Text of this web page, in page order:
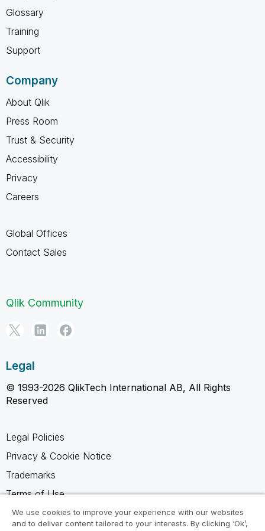
Glossary
Training
Support
Company
About Qlik
Press Room
Trust & Security
Accessibility
Privacy
Careers
Global Offices
Contact Sales
Qlik Community
Legal
© 1993-2026 QlikTech International AB, All Rights
Reserved
Legal Policies
Privacy & Cookie Notice
Trademarks
Terms of Use
Legal Agreements
We use cookies to improve your experience with our websites
and to deliver content tailored to your interests. By clicking ‘Ok’,